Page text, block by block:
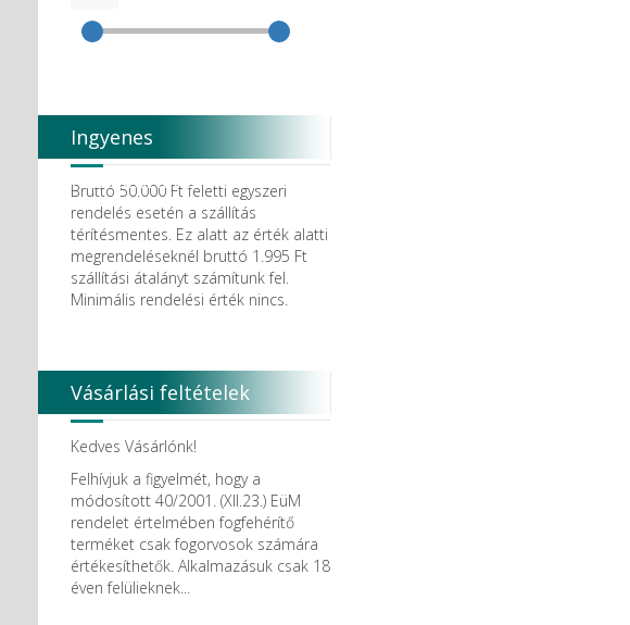
Coxo Medical Instrument Co.
Degradable Sol. AG
Degradable Solutions AG
DELTA RT.
Dendia GmbH
DenMat Holdings, LLC
Dental Film srl.
Dental Pacific
Dentis
Dentsolv AB
Detax
DFS
DIADENT
Diaswiss S.A.
Discus Dental PHILIPS
DISPOTECH S.r.l.
DKL
DMG
DÜRR DENTAL SE
DUX
Ingyenes
házhozszállítás
Bruttó 50.000 Ft feletti egyszeri
rendelés esetén a szállítás
térítésmentes. Ez alatt az érték alatti
megrendeléseknél bruttó 1.995 Ft
szállítási átalányt számítunk fel.
Minimális rendelési érték nincs.
Vásárlási feltételek
Kedves Vásárlónk!
Felhívjuk a figyelmét, hogy a
módosított 40/2001. (XII.23.) EüM
rendelet értelmében fogfehérítő
terméket csak fogorvosok számára
értékesíthetők. Alkalmazásuk csak 18
éven felülieknek...